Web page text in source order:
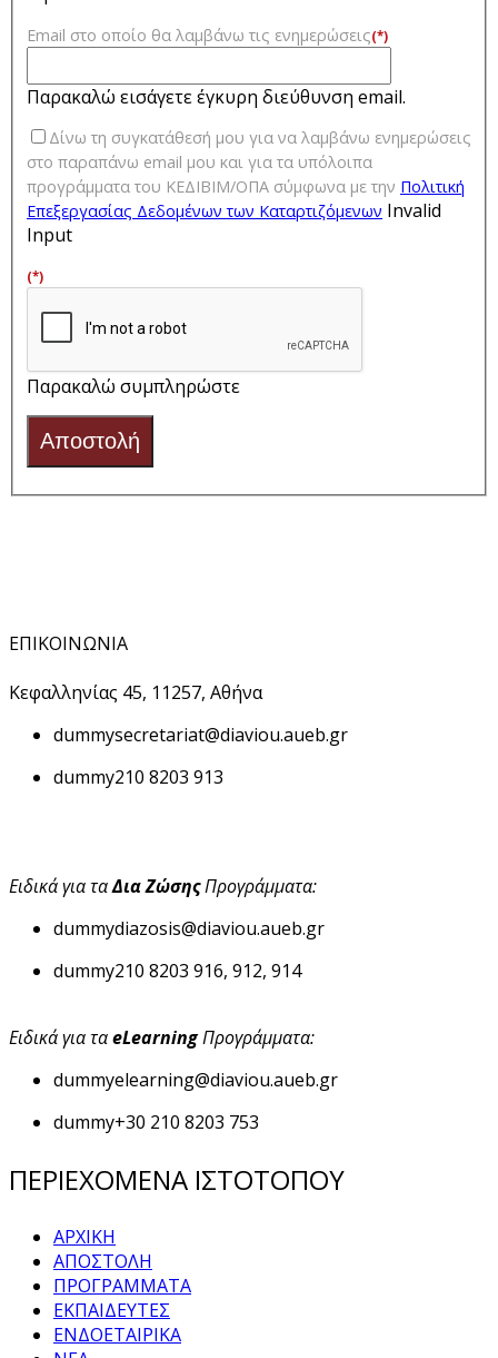
Email στο οποίο θα λαμβάνω τις ενημερώσεις(*)
Παρακαλώ εισάγετε έγκυρη διεύθυνση email.
Δίνω τη συγκατάθεσή μου για να λαμβάνω ενημερώσεις
στο παραπάνω email μου και για τα υπόλοιπα
προγράμματα του ΚΕΔΙΒΙΜ/ΟΠΑ σύμφωνα με την Πολιτική
Επεξεργασίας Δεδομένων των Kαταρτιζόμενων Invalid
Input
(*)
Παρακαλώ συμπληρώστε
Αποστολή
ΕΠΙΚΟΙΝΩΝΙΑ
Κεφαλληνίας 45, 11257, Αθήνα
dummysecretariat@diaviou.aueb.gr
dummy210 8203 913
Ειδικά για ταΔια ΖώσηςΠρογράμματα:
dummydiazosis@diaviou.aueb.gr
dummy210 8203 916, 912, 914
Ειδικά για ταeLearningΠρογράμματα:
dummyelearning@diaviou.aueb.gr
dummy+30 210 8203 753
ΠΕΡΙΕΧΟΜΕΝΑ ΙΣΤΟΤΟΠΟΥ
ΑΡΧΙΚΗ
ΑΠΟΣΤΟΛΗ
ΠΡΟΓΡΑΜΜΑΤΑ
ΕΚΠΑΙΔΕΥΤΕΣ
ΕΝΔΟΕΤΑΙΡΙΚΑ